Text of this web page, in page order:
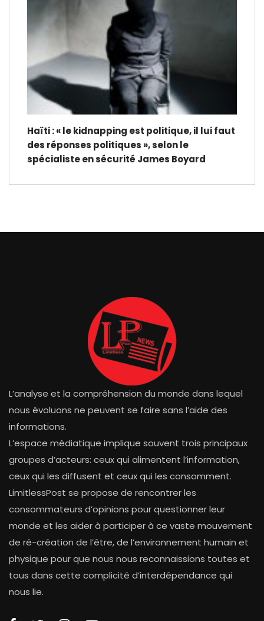
Haïti : « le kidnapping est politique, il lui faut
des réponses politiques », selon le
spécialiste en sécurité James Boyard
L’analyse et la compréhension du monde dans lequel
nous évoluons ne peuvent se faire sans l’aide des
informations.
L’espace médiatique implique souvent trois principaux
groupes d’acteurs: ceux qui alimentent l’information,
ceux qui les diffusent et ceux qui les consomment.
LimitlessPost se propose de rencontrer les
consommateurs d’opinions pour questionner leur
monde et les aider à participer à ce vaste mouvement
de ré-création de l’être, de l’environnement humain et
physique pour que nous nous reconnaissions toutes et
tous dans cette complicité d’interdépendance qui
nous lie.